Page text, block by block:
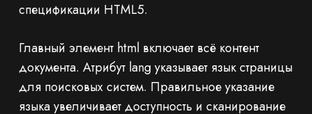
спецификации HTML5.
Главный элемент html включает всё контент
документа. Атрибут lang указывает язык страницы
для поисковых систем. Правильное указание
языка увеличивает доступность и сканирование